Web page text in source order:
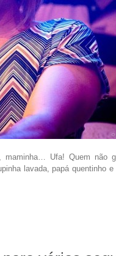
maminha… Ufa! Quem não
lavada, papá quentinho